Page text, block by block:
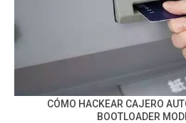
CÓMO HACKEAR CAJERO
BOOTLOADER